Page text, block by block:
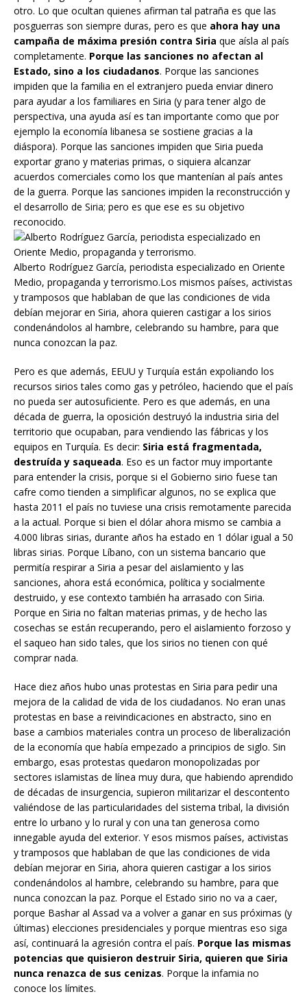
otro. Lo que ocultan quienes afirman tal patraña es que las
posguerras son siempre duras, pero es que ahora hay una
campaña de máxima presión contra Siria que aísla al país
completamente. Porque las sanciones no afectan al
Estado, sino a los ciudadanos. Porque las sanciones
impiden que la familia en el extranjero pueda enviar dinero
para ayudar a los familiares en Siria (y para tener algo de
perspectiva, una ayuda así es tan importante como que por
ejemplo la economía libanesa se sostiene gracias a la
diáspora). Porque las sanciones impiden que Siria pueda
exportar grano y materias primas, o siquiera alcanzar
acuerdos comerciales como los que mantenían al país antes
de la guerra. Porque las sanciones impiden la reconstrucción y
el desarrollo de Siria; pero es que ese es su objetivo
reconocido.
Alberto Rodríguez García, periodista especializado en Oriente
Medio, propaganda y terrorismo.Los mismos países, activistas
y tramposos que hablaban de que las condiciones de vida
debían mejorar en Siria, ahora quieren castigar a los sirios
condenándolos al hambre, celebrando su hambre, para que
nunca conozcan la paz.
Pero es que además, EEUU y Turquía están expoliando los
recursos sirios tales como gas y petróleo, haciendo que el país
no pueda ser autosuficiente. Pero es que además, en una
década de guerra, la oposición destruyó la industria siria del
territorio que ocupaban, para vendiendo las fábricas y los
equipos en Turquía. Es decir: Siria está fragmentada,
destruída y saqueada. Eso es un factor muy importante
para entender la crisis, porque si el Gobierno sirio fuese tan
cafre como tienden a simplificar algunos, no se explica que
hasta 2011 el país no tuviese una crisis remotamente parecida
a la actual. Porque si bien el dólar ahora mismo se cambia a
4.000 libras sirias, durante años ha estado en 1 dólar igual a 50
libras sirias. Porque Líbano, con un sistema bancario que
permitía respirar a Siria a pesar del aislamiento y las
sanciones, ahora está económica, política y socialmente
destruido, y ese contexto también ha arrasado con Siria.
Porque en Siria no faltan materias primas, y de hecho las
cosechas se están recuperando, pero el aislamiento forzoso y
el saqueo han sido tales, que los sirios no tienen con qué
comprar nada.
Hace diez años hubo unas protestas en Siria para pedir una
mejora de la calidad de vida de los ciudadanos. No eran unas
protestas en base a reivindicaciones en abstracto, sino en
base a cambios materiales contra un proceso de liberalización
de la economía que había empezado a principios de siglo. Sin
embargo, esas protestas quedaron monopolizadas por
sectores islamistas de línea muy dura, que habiendo aprendido
de décadas de insurgencia, supieron militarizar el descontento
valiéndose de las particularidades del sistema tribal, la división
entre lo urbano y lo rural y con una tan generosa como
innegable ayuda del exterior. Y esos mismos países, activistas
y tramposos que hablaban de que las condiciones de vida
debían mejorar en Siria, ahora quieren castigar a los sirios
condenándolos al hambre, celebrando su hambre, para que
nunca conozcan la paz. Porque el Estado sirio no va a caer,
porque Bashar al Assad va a volver a ganar en sus próximas (y
últimas) elecciones presidenciales y porque mientras eso siga
así, continuará la agresión contra el país. Porque las mismas
potencias que quisieron destruir Siria, quieren que Siria
nunca renazca de sus cenizas. Porque la infamia no
conoce los límites.